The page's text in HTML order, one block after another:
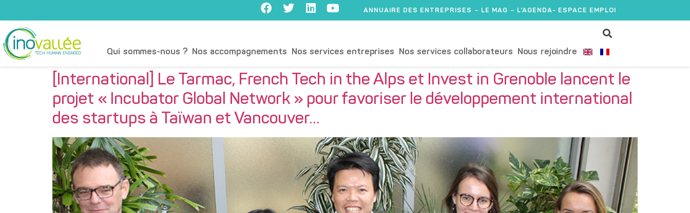
ANNUAIRE DES ENTREPRISES LE MAG L'AGENDA- ESPACE EMPLOI
Qui sommes-nous ? Nos accompagnements Nos services entreprises Nos services collaborateurs Nous rejoindre
[International] Le Tarmac, French Tech in the Alps et Invest in Grenoble lancent le
projet « Incubator Global Network » pour favoriser le développement international
des startups à Taïwan et Vancouver…